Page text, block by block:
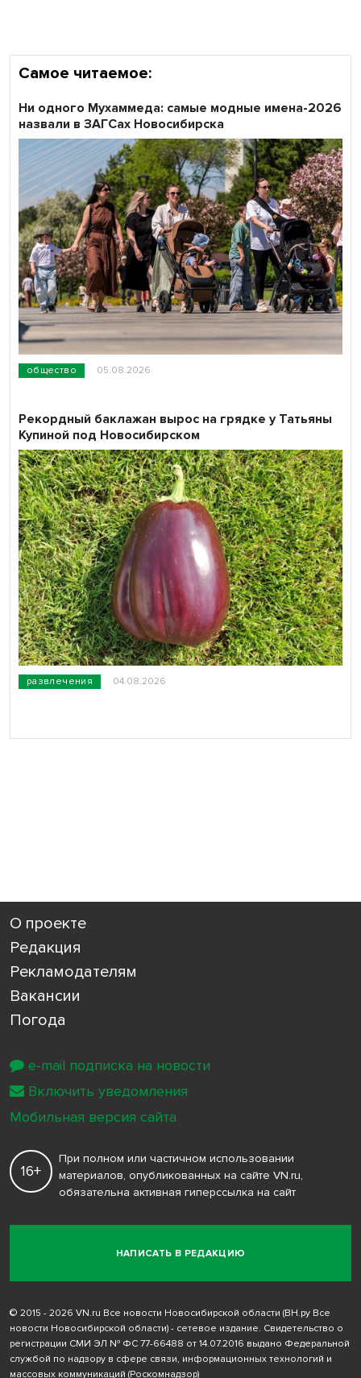
Самое читаемое:
общество 05.08.2026
Ни одного Мухаммеда: самые модные имена-2026
назвали в ЗАГСах Новосибирска
развлечения 04.08.2026
Рекордный баклажан вырос на грядке у Татьяны
Купиной под Новосибирском
О проекте
Редакция
Рекламодателям
Вакансии
Погода
НАПИСАТЬ В РЕДАКЦИЮ
16+
При полном или частичном использовании
материалов, опубликованных на сайте VN.ru,
обязательна активная гиперссылка на сайт
© 2015 - 2026 VN.ru Все новости Новосибирской области (ВН.ру Все
новости Новосибирской области) - сетевое издание. Свидетельство о
регистрации СМИ ЭЛ № ФС 77-66488 от 14.07.2016 выдано Федеральной
службой по надзору в сфере связи, информационных технологий и
массовых коммуникаций (Роскомнадзор)
e-mail подписка на новости
Включить уведомления
Мобильная версия сайта